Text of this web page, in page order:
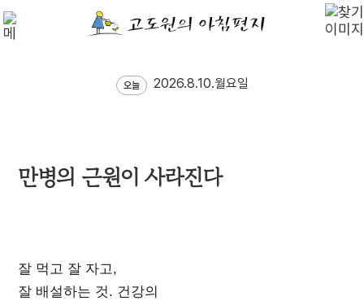
오늘 2026.8.10.월요일
만병의 근원이 사라진다
잘 먹고 잘 자고,
잘 배설하는 것. 건강의